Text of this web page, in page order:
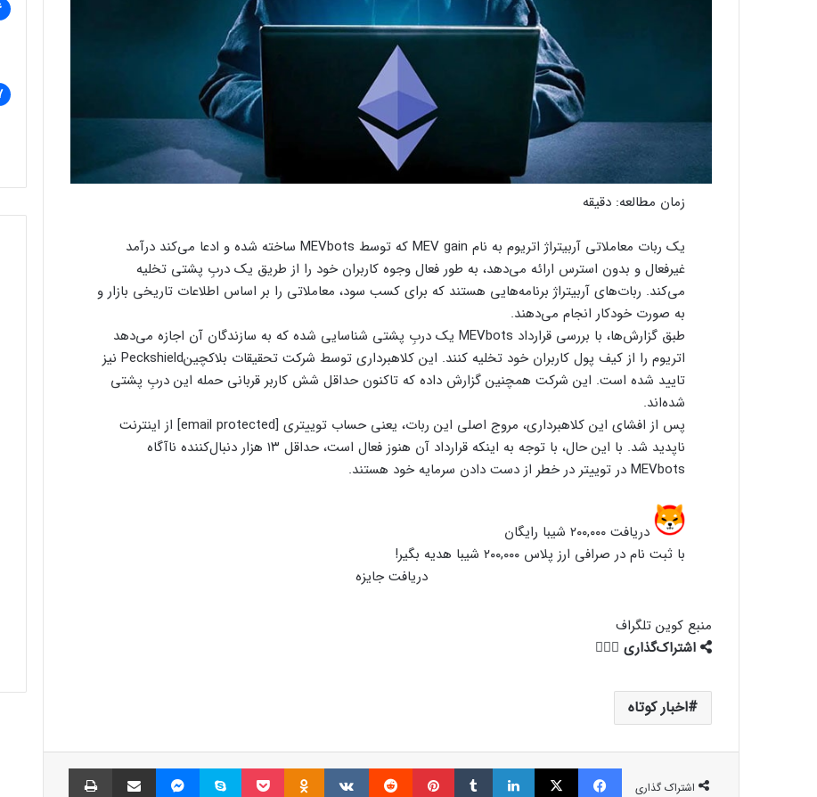
زمان مطالعه: دقیقه
یک ربات معاملاتی آربیتراژ اتریوم به نام MEV gain که توسط MEVbots ساخته شده و ادعا می‌کند درآمد
غیرفعال و بدون استرس ارائه می‌دهد، به طور فعال وجوه کاربران خود را از طریق یک دربِ پشتی تخلیه
می‌کند. ربات‌های آربیتراژ برنامه‌هایی هستند که برای کسب سود، معاملاتی را بر اساس اطلاعات تاریخی بازار و
به صورت خودکار انجام می‌دهند.
طبق گزارش‌ها، با بررسی قرارداد MEVbots یک دربِ پشتی شناسایی شده که به سازندگان آن اجازه می‌دهد
اتریوم را از کیف پول کاربران خود تخلیه کنند. این کلاهبرداری توسط شرکت تحقیقات بلاکچینPeckshield نیز
تایید شده است. این شرکت همچنین گزارش داده که تاکنون حداقل شش کاربر قربانی حمله این دربِ پشتی
شده‌اند.
پس از افشای این کلاهبرداری، مروج اصلی این ربات، یعنی حساب توییتری [email protected] از اینترنت
ناپدید شد. با این حال، با توجه به اینکه قرارداد آن هنوز فعال است، حداقل ۱۳ هزار دنبال‌کننده ناآگاه
MEVbots در توییتر در خطر از دست دادن سرمایه خود هستند.
دریافت ۲۰۰,۰۰۰ شیبا رایگان
با ثبت نام در صرافی ارز پلاس ۲۰۰,۰۰۰ شیبا هدیه بگیر!
دریافت جایزه
منبع کوین تلگراف
اشتراک‌گذاری
اخبار کوتاه
اشتراک گذاری
فیسبوک ایکس لینکداین تامبلر پینتریست Reddit
VKontakte
Odnoklassniki پاکت اسکایپ مسنجر اشتراک گذاری با ایمیل
ارسال پیام هشداردهنده با سوزاندن اتریوم؛
کنترل مردم با چیپ‌های مغزی حقیقت دارد؟
SEC؛ ریپل در کانون توجه بازار قرار گرفت!
پیش‌بینی‌ها درباره قیمت PI چه می‌گویند؟